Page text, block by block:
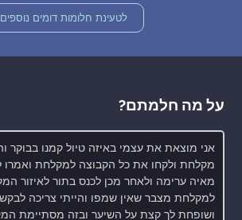
לטעינת חלומות דומים נוספים
על מה חלמתם?